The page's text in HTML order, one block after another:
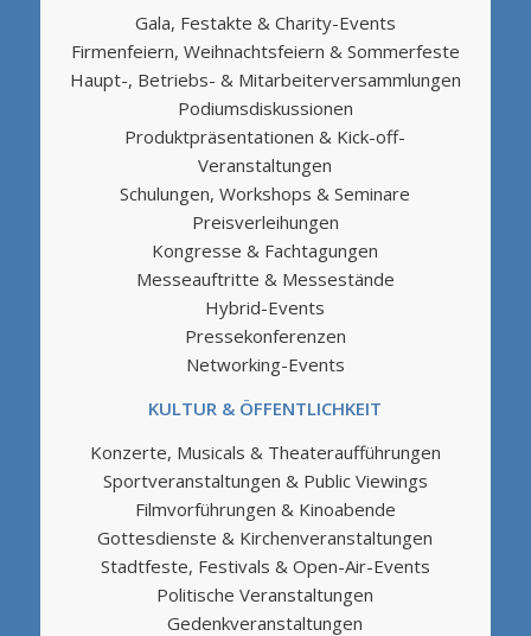
Gala, Festakte & Charity-Events
Firmenfeiern, Weihnachtsfeiern & Sommerfeste
Haupt-, Betriebs- & Mitarbeiterversammlungen
Podiumsdiskussionen
Produktpräsentationen & Kick-off-
Veranstaltungen
Schulungen, Workshops & Seminare
Preisverleihungen
Kongresse & Fachtagungen
Messeauftritte & Messestände
Hybrid-Events
Pressekonferenzen
Networking-Events
KULTUR & ÖFFENTLICHKEIT
Konzerte, Musicals & Theateraufführungen
Sportveranstaltungen & Public Viewings
Filmvorführungen & Kinoabende
Gottesdienste & Kirchenveranstaltungen
Stadtfeste, Festivals & Open-Air-Events
Politische Veranstaltungen
Gedenkveranstaltungen